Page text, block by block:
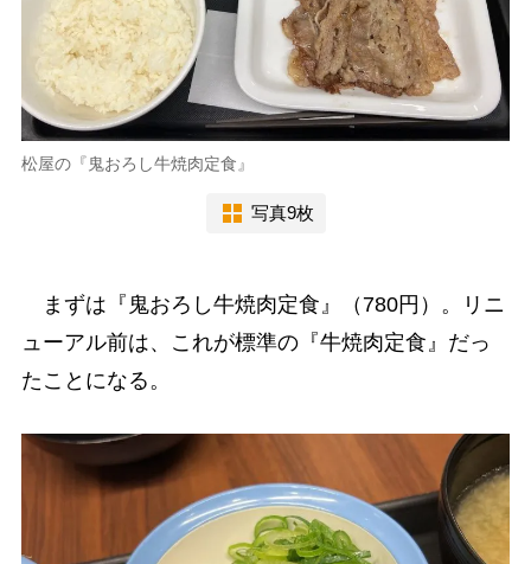
松屋の『鬼おろし牛焼肉定食』
写真9枚
まずは『鬼おろし牛焼肉定食』（780円）。リニ
ューアル前は、これが標準の『牛焼肉定食』だっ
たことになる。